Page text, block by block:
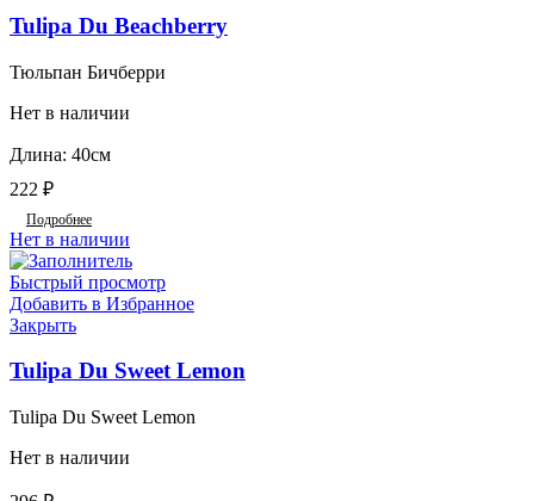
Tulipa Du Beachberry
Тюльпан Бичберри
Нет в наличии
Длина: 40см
222 ₽
Подробнее
Нет в наличии
Быстрый просмотр
Добавить в Избранное
Закрыть
Tulipa Du Sweet Lemon
Tulipa Du Sweet Lemon
Нет в наличии